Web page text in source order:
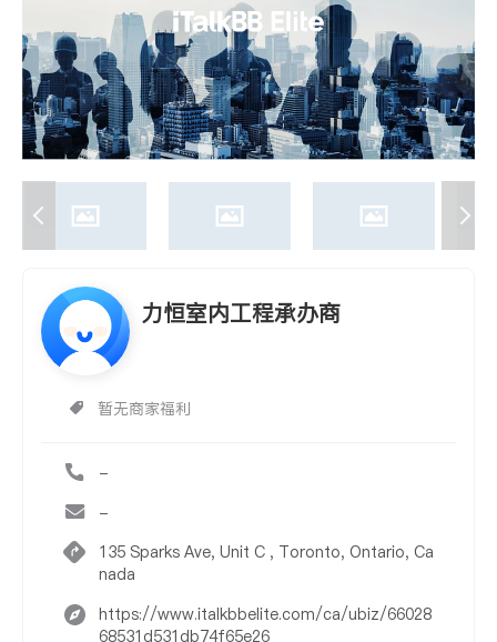
建筑装修
力恒室内工程承办商
暂无商家福利
-
-
135 Sparks Ave, Unit C , Toronto, Ontario, Ca
nada
https://www.italkbbelite.com/ca/ubiz/66028
68531d531db74f65e26